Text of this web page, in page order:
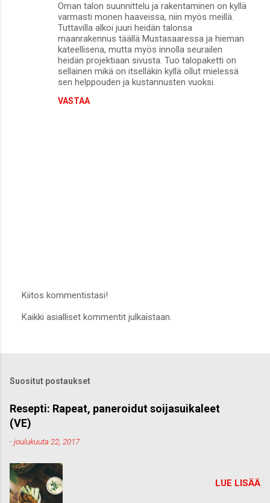
Oman talon suunnittelu ja rakentaminen on kyllä
varmasti monen haaveissa, niin myös meillä.
Tuttavilla alkoi juuri heidän talonsa
maanrakennus täällä Mustasaaressa ja hieman
kateellisena, mutta myös innolla seurailen
heidän projektiaan sivusta. Tuo talopaketti on
sellainen mikä on itselläkin kyllä ollut mielessä
sen helppouden ja kustannusten vuoksi.
VASTAA
ä
o
m
e
n
t
Kiitos kommentistasi!
Kaikki asialliset kommentit julkaistaan.
Suositut postaukset
Resepti: Rapeat, paneroidut soijasuikaleet
(VE)
-joulukuuta 22, 2017
LUE LISÄÄ